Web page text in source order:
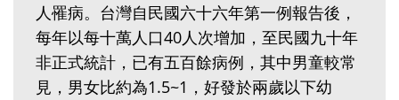
人罹病。台灣自民國六十六年第一例報告後，
每年以每十萬人口40人次增加，至民國九十年
非正式統計，已有五百餘病例，其中男童較常
見，男女比約為1.5~1，好發於兩歲以下幼